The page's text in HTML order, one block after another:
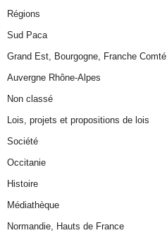
Régions
Sud Paca
Grand Est, Bourgogne, Franche Comté
Auvergne Rhône-Alpes
Non classé
Lois, projets et propositions de lois
Société
Occitanie
Histoire
Médiathèque
Normandie, Hauts de France